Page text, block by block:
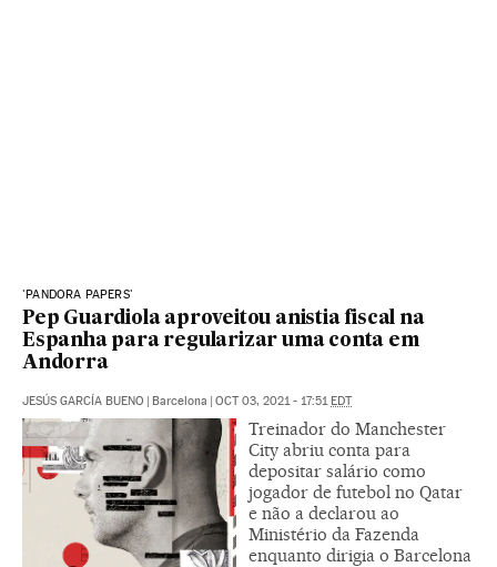
'PANDORA PAPERS'
Pep Guardiola aproveitou anistia fiscal na
Espanha para regularizar uma conta em
Andorra
JESÚS GARCÍA BUENO | Barcelona | OCT 03, 2021 - 17:51EDT
Treinador do Manchester
City abriu conta para
depositar salário como
jogador de futebol no Qatar
e não a declarou ao
Ministério da Fazenda
enquanto dirigia o Barcelona